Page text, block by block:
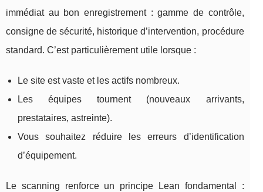
immédiat au bon enregistrement : gamme de contrôle,
consigne de sécurité, historique d’intervention, procédure
standard. C’est particulièrement utile lorsque :
Le site est vaste et les actifs nombreux.
Les équipes tournent (nouveaux arrivants,
prestataires, astreinte).
Vous souhaitez réduire les erreurs d’identification
d’équipement.
Le scanning renforce un principe Lean fondamental :